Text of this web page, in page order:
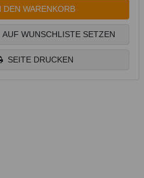
DEN WARENKORB
AUF WUNSCHLISTE SETZEN
SEITE DRUCKEN